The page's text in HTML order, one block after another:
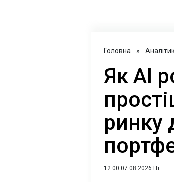
Головна »
Як AI
ринку
12:00 07.08.2026 Пт